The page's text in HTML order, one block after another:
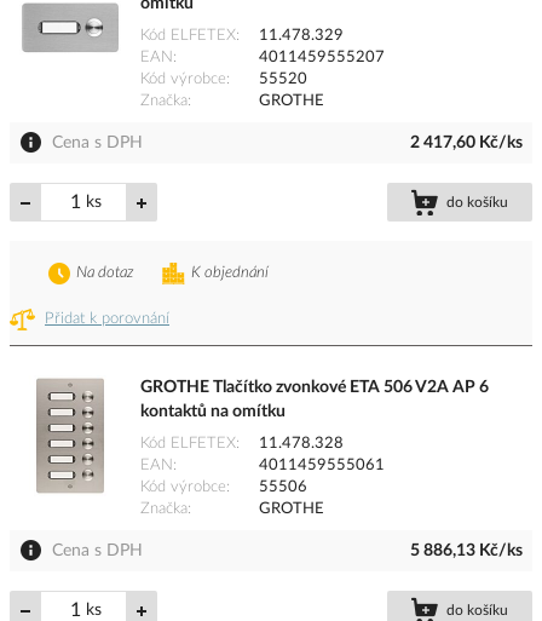
omítku
Kód ELFETEX
11.478.329
EAN
4011459555207
Kód výrobce
55520
Značka
GROTHE
Cena s DPH 2 417,60 Kč/ks
ks do košíku
Přidat k porovnání
K objednání
Na dotaz
GROTHE Tlačítko zvonkové ETA 506 V2A AP 6
kontaktů na omítku
Kód ELFETEX
11.478.328
EAN
4011459555061
Kód výrobce
55506
Značka
GROTHE
Cena s DPH 5 886,13 Kč/ks
ks do košíku